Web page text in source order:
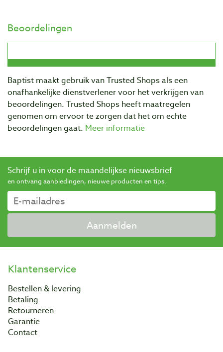
Beoordelingen
Baptist maakt gebruik van Trusted Shops als een
onafhankelijke dienstverlener voor het verkrijgen van
beoordelingen. Trusted Shops heeft maatregelen
genomen om ervoor te zorgen dat het om echte
beoordelingen gaat. Meer informatie
Schrijf u in voor de maandelijkse nieuwsbrief
en ontvang aanbiedingen, nieuwe producten en tips.
Aanmelden
Klantenservice
Bestellen & levering
Betaling
Retourneren
Garantie
Contact